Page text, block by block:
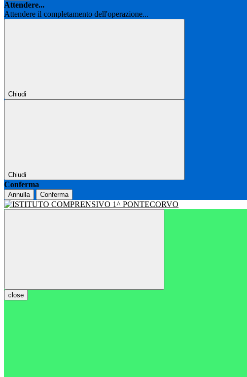
Attendere...
Attendere il completamento dell'operazione...
Chiudi
Chiudi
Conferma
Annulla Conferma
close